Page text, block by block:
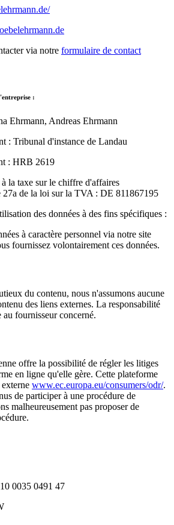
via notre formulaire de contact
entreprise :
Ehrmann, Andreas Ehrmann
: Tribunal d'instance de Landau
: HRB 2619
la taxe sur le chiffre d'affaires
27a de la loi sur la TVA : DE 811867195
des données à des fins spécifiques :
à caractère personnel via notre site
fournissez volontairement ces données.
du contenu, nous n'assumons aucune
des liens externes. La responsabilité
fournisseur concerné.
offre la possibilité de régler les litiges
en ligne qu'elle gère. Cette plateforme
www.ec.europa.eu/consumers/odr/.
de participer à une procédure de
malheureusement pas proposer de
0035 0491 47